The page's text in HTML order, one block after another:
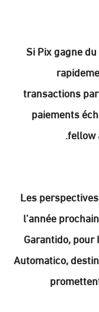
Si Pix gagne
transactions
paiements
fellow
Les
l’année
Garantido,
Automatico,